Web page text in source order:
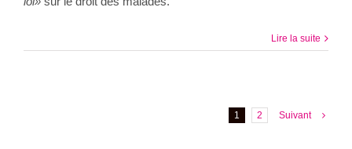
Lire la suite
1 2 Suivant